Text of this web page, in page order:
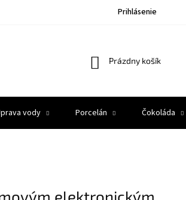
Prihlásenie
Nákupný
Prázdny košík
vody Porcelán Čokoláda